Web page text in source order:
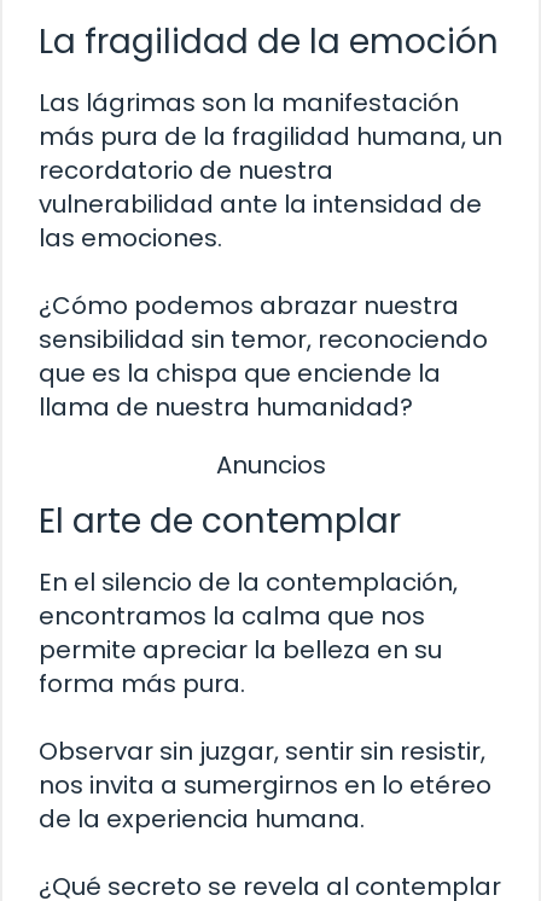
La fragilidad de la emoción
Las lágrimas son la manifestación
más pura de la fragilidad humana, un
recordatorio de nuestra
vulnerabilidad ante la intensidad de
las emociones.
¿Cómo podemos abrazar nuestra
sensibilidad sin temor, reconociendo
que es la chispa que enciende la
llama de nuestra humanidad?
Anuncios
El arte de contemplar
En el silencio de la contemplación,
encontramos la calma que nos
permite apreciar la belleza en su
forma más pura.
Observar sin juzgar, sentir sin resistir,
nos invita a sumergirnos en lo etéreo
de la experiencia humana.
¿Qué secreto se revela al contemplar